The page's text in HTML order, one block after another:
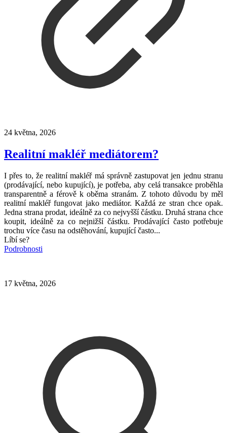
24 května, 2026
Realitní makléř mediátorem?
I přes to, že realitní makléř má správně zastupovat jen jednu stranu
(prodávající, nebo kupující), je potřeba, aby celá transakce proběhla
transparentně a férově k oběma stranám. Z tohoto důvodu by měl
realitní makléř fungovat jako mediátor. Každá ze stran chce opak.
Jedna strana prodat, ideálně za co nejvyšší částku. Druhá strana chce
koupit, ideálně za co nejnižší částku. Prodávající často potřebuje
trochu více času na odstěhování, kupující často...
Líbí se?
Podrobnosti
17 května, 2026